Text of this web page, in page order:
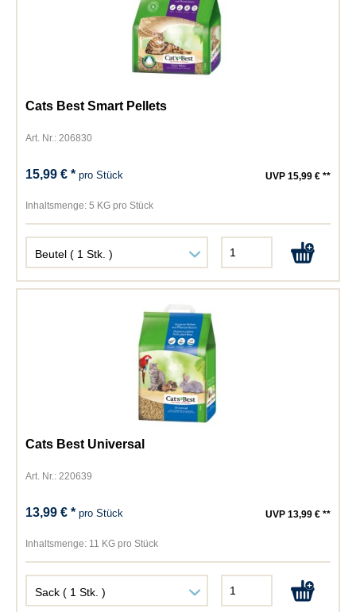
Cats Best Smart Pellets
Art. Nr.: 206830
15,99 € *pro Stück UVP 15,99 € **
Inhaltsmenge: 5 KG pro Stück
Cats Best Universal
Art. Nr.: 220639
13,99 € *pro Stück UVP 13,99 € **
Inhaltsmenge: 11 KG pro Stück